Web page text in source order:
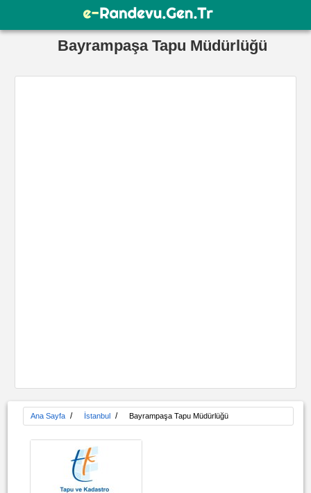
Bayrampaşa Tapu Müdürlüğü
Ana Sayfa / İstanbul / Bayrampaşa Tapu Müdürlüğü